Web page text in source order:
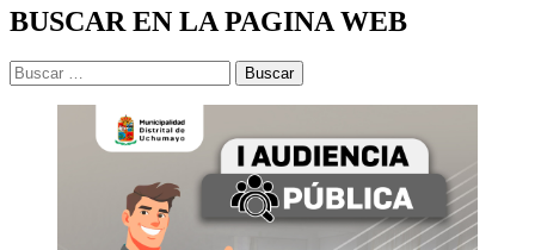
BUSCAR EN LA PAGINA WEB
Buscar: